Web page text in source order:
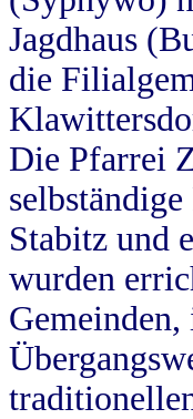
Jagdhaus
die
Die Pfarrei
Stabitz und
wurden
Gemeinden,